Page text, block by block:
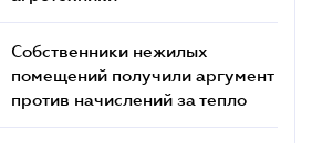
Собственники нежилых
помещений получили аргумент
против начислений за тепло